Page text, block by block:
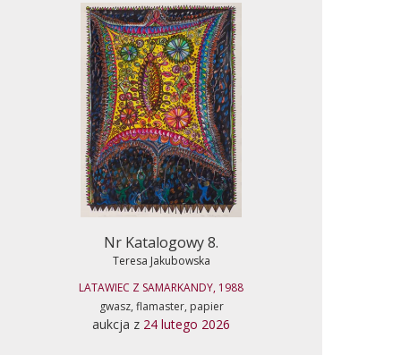
Nr Katalogowy 8.
Teresa Jakubowska
LATAWIEC Z SAMARKANDY, 1988
gwasz, flamaster, papier
aukcja z 24 lutego 2026